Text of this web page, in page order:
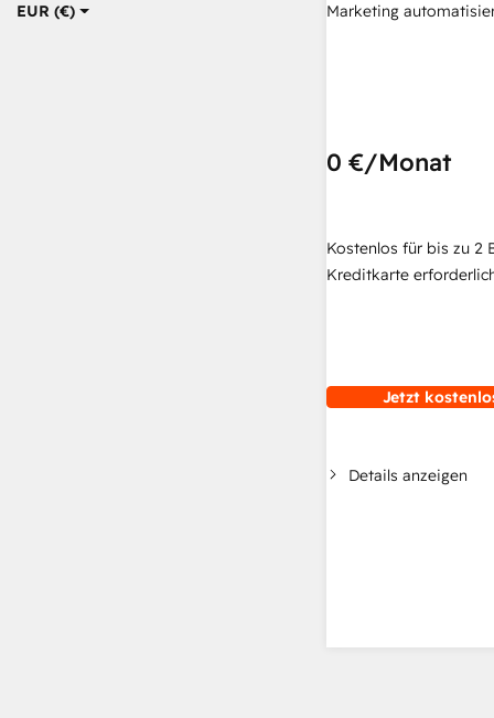
EUR (€)
Marketing
0 €/Monat
Kostenlos für bis zu 2
Kreditkarte
Jetzt
Details anzeigen